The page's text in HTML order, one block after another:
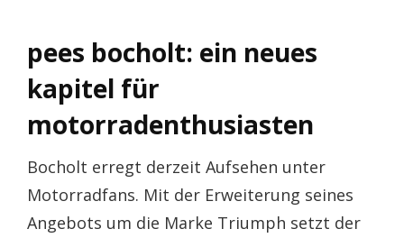
pees bocholt: ein neues
kapitel für
motorradenthusiasten
Bocholt erregt derzeit Aufsehen unter
Motorradfans. Mit der Erweiterung seines
Angebots um die Marke Triumph setzt der